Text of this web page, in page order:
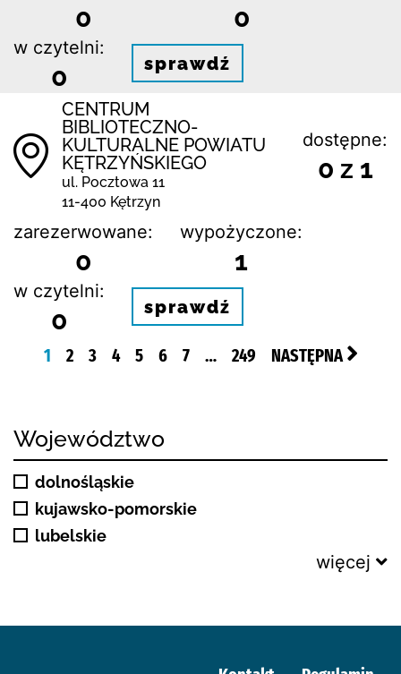
0 0
w czytelni:
0 sprawdź
CENTRUM
BIBLIOTECZNO-
KULTURALNE POWIATU
KĘTRZYŃSKIEGO
ul. Pocztowa 11
11-400 Kętrzyn
dostępne:
0 z 1
zarezerwowane:
0
wypożyczone:
1
w czytelni:
0 sprawdź
1 2 3 4 5 6 7 … 249 NASTĘPNA
Województwo
dolnośląskie
kujawsko-pomorskie
lubelskie
więcej